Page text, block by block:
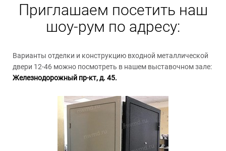
Приглашаем посетить наш
шоу-рум по адресу:
Варианты отделки и конструкцию входной металлической
двери 12-46 можно посмотреть в нашем выставочном зале:
Железнодорожный пр-кт, д. 45.